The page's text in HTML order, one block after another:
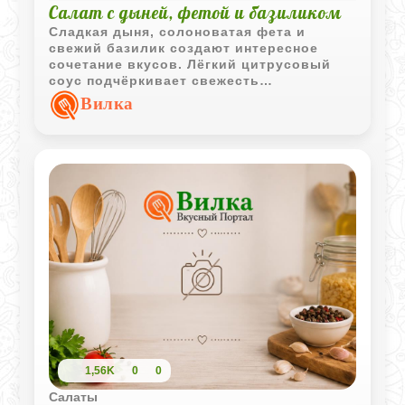
Салат с дыней, фетой и базиликом
Сладкая дыня, солоноватая фета и
свежий базилик создают интересное
сочетание вкусов. Лёгкий цитрусовый
соус подчёркивает свежесть
ингредиентов и делает салат отличным
вариантом для тёплого сезона.
Вилка
1,56K 0 0
Салаты